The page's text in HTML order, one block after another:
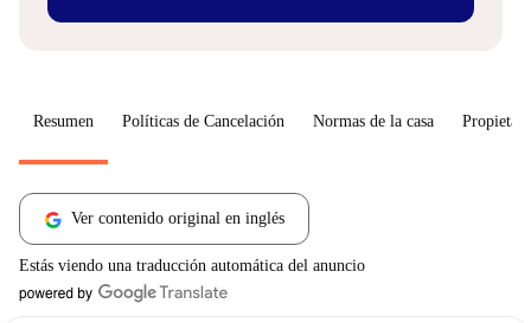
Resumen Políticas de Cancelación Normas de la casa
Ver contenido original en inglés
Estás viendo una traducción automática del anuncio